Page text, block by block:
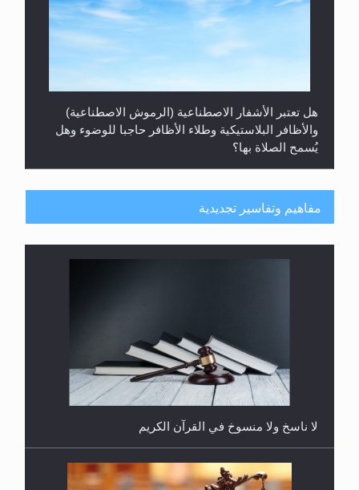
هل تعتبر الأشفار الاصطناعية (الرموش الاصطناعية)
والأظافر البلاستيكية وطلاء الأظافر حاجبا للوضوء وهل
يُسمح الصلاة بها؟
هل يُحسب حول الزكاة وفق السنة الميلادية أو الهجرية؟
مفاهيم وتفاسير تجديدية
لا ناسخ ولا منسوخ في القرآن الكريم